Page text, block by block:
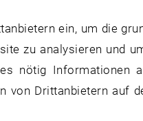
ein, um die
zu analysieren und
nötig Informationen
von Drittanbietern auf